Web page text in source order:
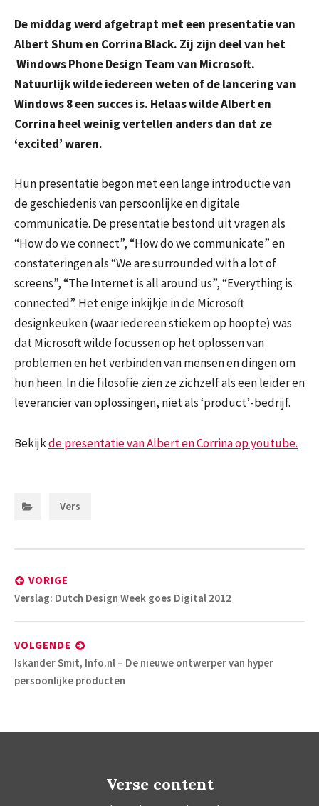
De middag werd afgetrapt met een presentatie van
Albert Shum en Corrina Black. Zij zijn deel van het
Windows Phone Design Team van Microsoft.
Natuurlijk wilde iedereen weten of de lancering van
Windows 8 een succes is. Helaas wilde Albert en
Corrina heel weinig vertellen anders dan dat ze
‘excited’ waren.
Hun presentatie begon met een lange introductie van
de geschiedenis van persoonlijke en digitale
communicatie. De presentatie bestond uit vragen als
“How do we connect”, “How do we communicate” en
constateringen als “We are surrounded with a lot of
screens”, “The Internet is all around us”, “Everything is
connected”. Het enige inkijkje in de Microsoft
designkeuken (waar iedereen stiekem op hoopte) was
dat Microsoft wilde focussen op het oplossen van
problemen en het verbinden van mensen en dingen om
hun heen. In die filosofie zien ze zichzelf als een leider en
leverancier van oplossingen, niet als ‘product’-bedrijf.
Bekijkde presentatie van Albert en Corrina op youtube.
Vers
navigatie
VORIGE
Vorig
Verslag: Dutch Design Week goes Digital 2012
VOLGENDE
Volgend
bericht:
Iskander Smit, Info.nl – De nieuwe ontwerper van hyper
persoonlijke producten
Verse content